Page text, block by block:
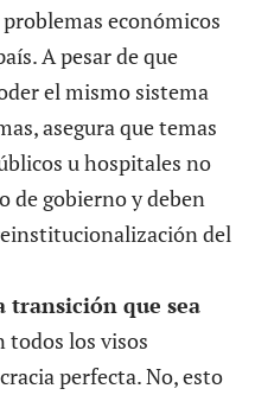
económicos
A pesar de que
el mismo sistema
asegura que temas
u hospitales no
de gobierno y deben
del
transición que sea
todos los visos
perfecta. No, esto